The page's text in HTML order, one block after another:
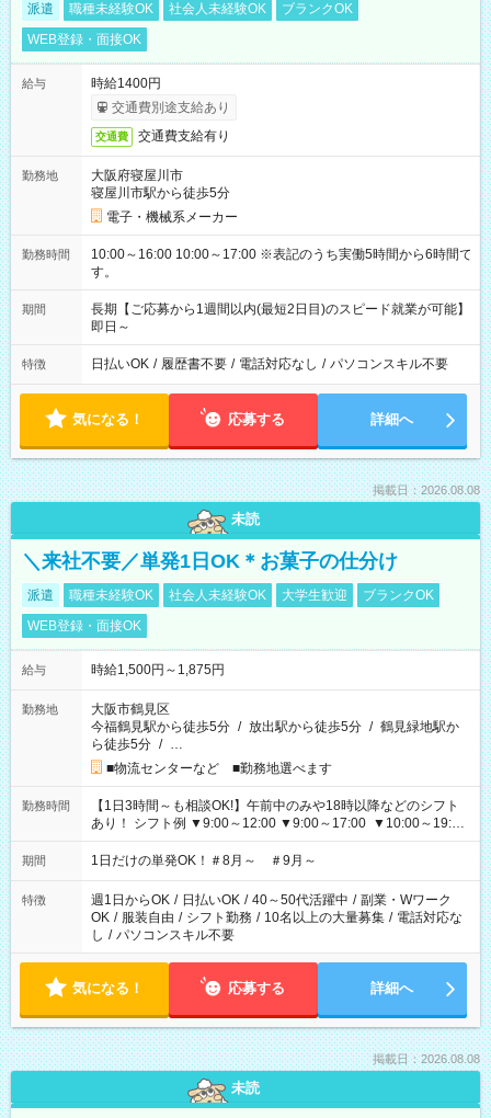
派遣 職種未経験OK 社会人未経験OK
ブランクOK
WEB登録・面接OK
給与
時給1400円
交通費別途支給あり
交通費 交通費支給有り
勤務地
大阪府寝屋川市
寝屋川市駅から徒歩5分
電子・機械系メーカー
勤務時間
10:00～16:00 10:00～17:00 ※表記のうち実働5時間から6時間で
す。
期間
長期【ご応募から1週間以内(最短2日目)のスピード就業が可能】
即日～
特徴 日払いOK / 履歴書不要 / 電話対応なし / パソコンスキル不要
気になる！ 応募する 詳細へ
掲載日：2026.08.08
未読
＼来社不要／単発1日OK＊お菓子の仕分け
派遣 職種未経験OK 社会人未経験OK 大学生歓迎
ブランクOK
WEB登録・面接OK
給与 時給1,500円～1,875円
勤務地
大阪市鶴見区
今福鶴見駅から徒歩5分 / 放出駅から徒歩5分 / 鶴見緑地駅か
ら徒歩5分 / …
■物流センターなど ■勤務地選べます
勤務時間
【1日3時間～も相談OK!】午前中のみや18時以降などのシフト
あり！ シフト例 ▼9:00～12:00 ▼9:00～17:00 ▼10:00～19:00
▼18:00～21:00
期間 1日だけの単発OK！＃8月～ ＃9月～
特徴 週1日からOK / 日払いOK / 40～50代活躍中 / 副業・Wワーク
OK / 服装自由 / シフト勤務 / 10名以上の大量募集 / 電話対応な
し / パソコンスキル不要
気になる！ 応募する 詳細へ
掲載日：2026.08.08
未読